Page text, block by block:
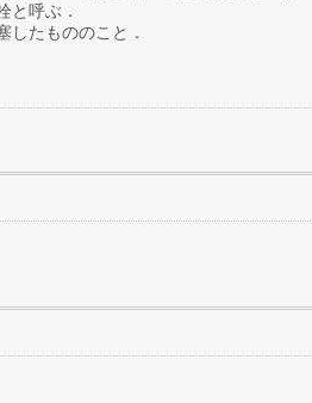
と呼ぶ．
したもののこと．